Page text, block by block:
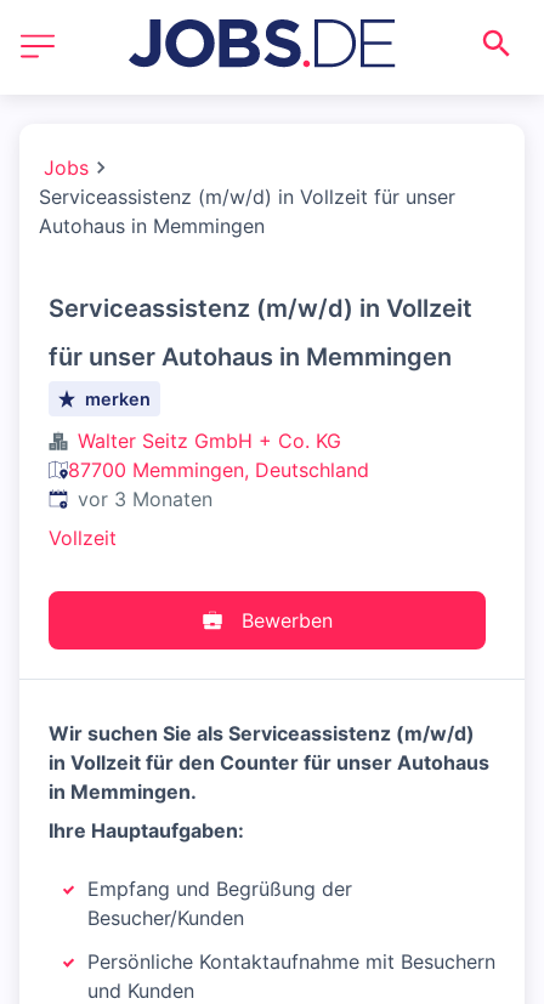
Jobs
Serviceassistenz (m/w/d) in Vollzeit für unser
Autohaus in Memmingen
Serviceassistenz (m/w/d) in Vollzeit
für unser Autohaus in Memmingen
merken
Walter Seitz GmbH + Co. KG
87700 Memmingen, Deutschland
Veröffentlicht:
vor 3 Monaten
Vollzeit
Bewerben
Wir suchen Sie als Serviceassistenz (m/w/d)
in Vollzeit für den Counter für unser Autohaus
in Memmingen.
Ihre Hauptaufgaben:
Empfang und Begrüßung der
Besucher/Kunden
Persönliche Kontaktaufnahme mit Besuchern
und Kunden